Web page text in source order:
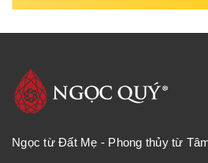
Ngọc từ Đất Mẹ - Phong thủy từ